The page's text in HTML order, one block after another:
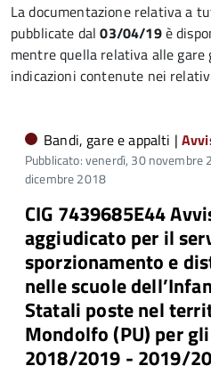
La documentazione relativa a
pubblicate dal03/04/19è
mentre quella relativa alle gare
indicazioni contenute nei
Bandi, gare e appalti |
Pubblicato: venerdì, 30 novembre
dicembre 2018
CIG 7439685E44
aggiudicato per il
sporzionamento e
nelle scuole
Statali poste nel
Mondolfo (PU) per
2018/2019 - 2019/